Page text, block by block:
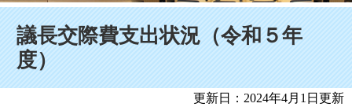
議長交際費支出状況（令和５年
度）
更新日：2024年4月1日更新